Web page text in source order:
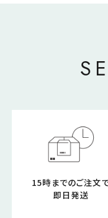
15時までのご注文
即日発送